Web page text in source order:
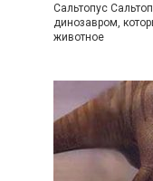
Сальтопус
динозавром,
животное